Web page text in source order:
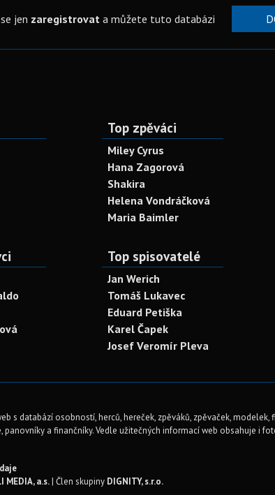
jen zaregistrovata můžete tuto databázi
Top zpěváci
Miley Cyrus
Hana Zagorová
Shakira
Helena Vondráčková
Maria Baimler
Top spisovatelé
Jan Werich
Tomáš Lukavec
Eduard Petiška
Karel Čapek
Josef Veromír Pleva
s databází osobností, herců, hereček, zpěváků, zpěvaček,
a finančníky. Vedle užitečných informací web obsahuje i
MEDIA, a.s.| Člen skupiny DIGNITY, s.r.o.